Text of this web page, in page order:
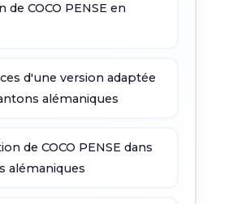
de COCO PENSE en
d'une version adaptée
alémaniques
de COCO PENSE dans
alémaniques